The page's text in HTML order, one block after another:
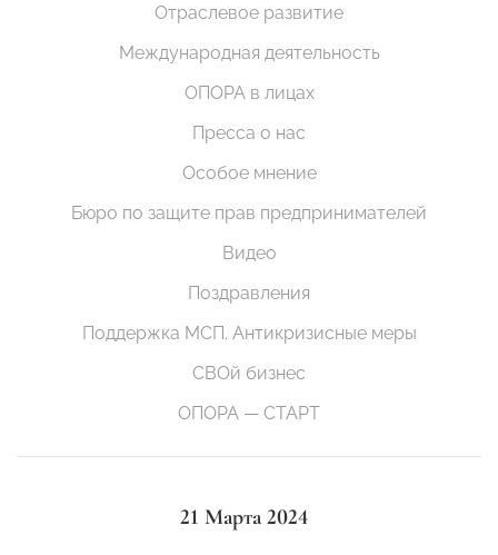
Отраслевое развитие
Международная деятельность
ОПОРА в лицах
Пресса о нас
Особое мнение
Бюро по защите прав предпринимателей
Видео
Поздравления
Поддержка МСП. Антикризисные меры
СВОй бизнес
ОПОРА — СТАРТ
21 Марта 2024